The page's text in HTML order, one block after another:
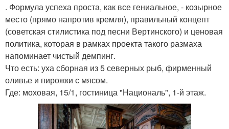
. Формула успеха проста, как все гениальное, - козырное
место (прямо напротив кремля), правильный концепт
(советская стилистика под песни Вертинского) и ценовая
политика, которая в рамках проекта такого размаха
напоминает чистый демпинг.
Что есть: уха сборная из 5 северных рыб, фирменный
оливье и пирожки с мясом.
Где: моховая, 15/1, гостиница "Националь", 1-й этаж.